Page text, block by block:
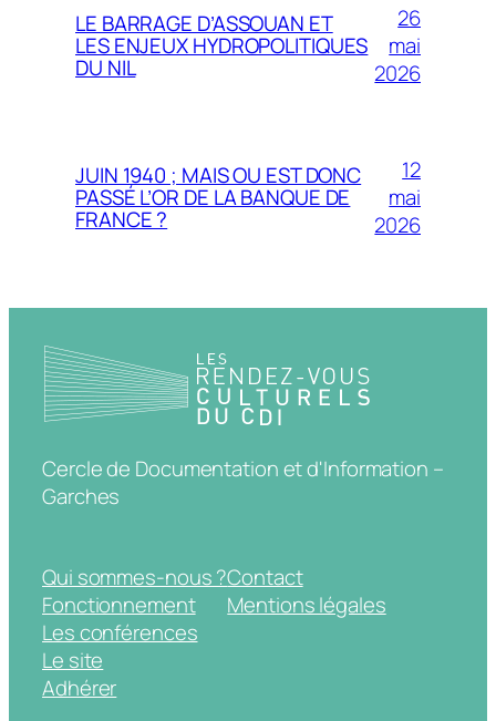
LE BARRAGE D’ASSOUAN ET
LES ENJEUX HYDROPOLITIQUES
DU NIL
26
mai
2026
JUIN 1940 ; MAIS OU EST DONC
PASSÉ L’OR DE LA BANQUE DE
FRANCE ?
12
mai
2026
Cercle de Documentation et d'Information –
Garches
Qui sommes-nous ?
Fonctionnement
Les conférences
Le site
Adhérer
Contact
Mentions légales